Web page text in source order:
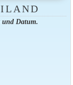
und Datum.